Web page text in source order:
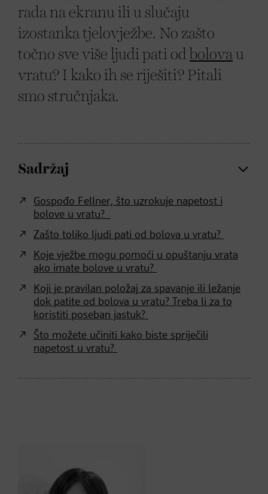
rada na ekranu ili u slučaju
izostanka tjelovježbe. No zašto
točno sve više ljudi pati od bolova u
vratu? I kako ih se riješiti? Pitali
smo stručnjaka.
Sadržaj
Gospođo Fellner, što uzrokuje napetost i
bolove u vratu?
Zašto toliko ljudi pati od bolova u vratu?
Koje vježbe mogu pomoći u opuštanju vrata
ako imate bolove u vratu?
Koji je pravilan položaj za spavanje ili ležanje
dok patite od bolova u vratu? Treba li za to
koristiti poseban jastuk?
Što možete učiniti kako biste spriječili
napetost u vratu?